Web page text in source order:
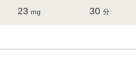
23 mg 30 分